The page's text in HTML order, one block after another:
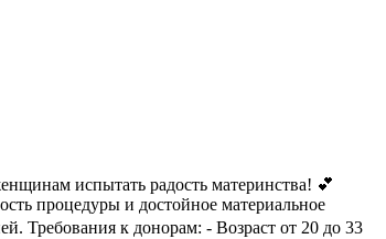
испытать радость материнства! 💕
процедуры и достойное материальное
Требования к донорам: - Возраст от 20 до 33